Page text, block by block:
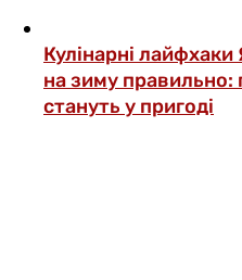
Кулінарні лайфхаки
на зиму правильно:
стануть у пригоді